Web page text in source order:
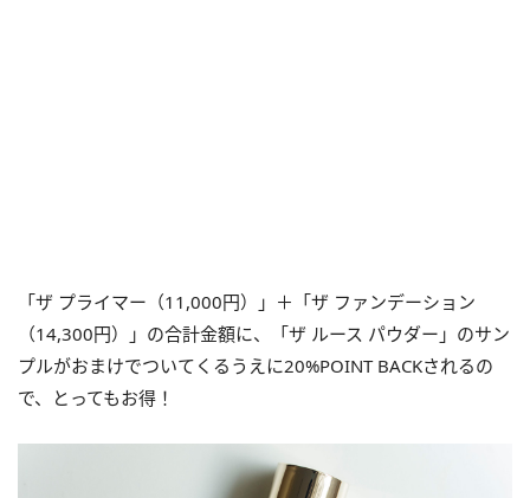
「ザ プライマー（11,000円）」＋「ザ ファンデーション
（14,300円）」の合計金額に、「ザ ルース パウダー」のサン
プルがおまけでついてくるうえに20%POINT BACKされるの
で、とってもお得！